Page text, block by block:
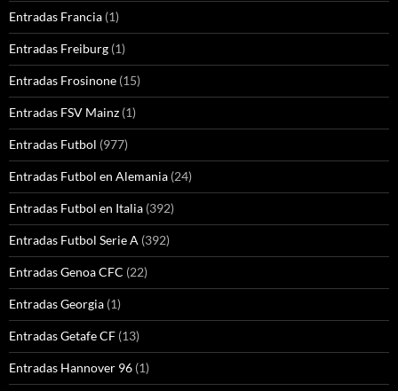
Entradas Francia (1)
Entradas Freiburg (1)
Entradas Frosinone (15)
Entradas FSV Mainz (1)
Entradas Futbol (977)
Entradas Futbol en Alemania (24)
Entradas Futbol en Italia (392)
Entradas Futbol Serie A (392)
Entradas Genoa CFC (22)
Entradas Georgia (1)
Entradas Getafe CF (13)
Entradas Hannover 96 (1)